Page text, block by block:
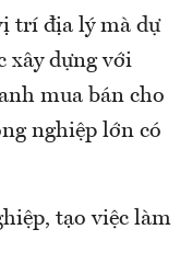
trí địa lý mà dự
xây dựng với
mua bán cho
nghiệp lớn có
tạo việc làm